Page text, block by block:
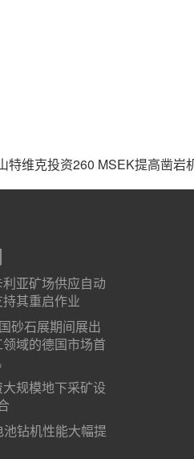
特维克投资260 MSEK提高凿岩
亚矿场供应自动
其重启作业
砂石展期间展出
域的德国市场首
规模地下采矿设
钻机性能大幅提